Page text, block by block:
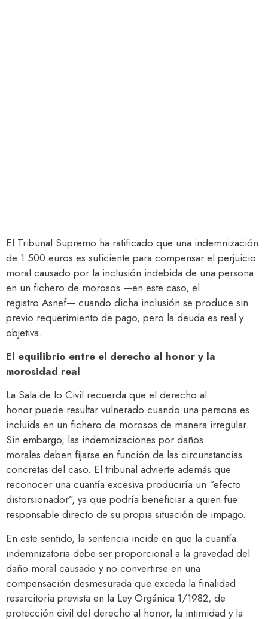
El Tribunal Supremo ha ratificado que una indemnización
de 1.500 euros es suficiente para compensar el perjuicio
moral causado por la inclusión indebida de una persona
en un fichero de morosos —en este caso, el
registro Asnef— cuando dicha inclusión se produce sin
previo requerimiento de pago, pero la deuda es real y
objetiva.
El equilibrio entre el derecho al honor y la
morosidad real
La Sala de lo Civil recuerda que el derecho al
honor puede resultar vulnerado cuando una persona es
incluida en un fichero de morosos de manera irregular.
Sin embargo, las indemnizaciones por daños
morales deben fijarse en función de las circunstancias
concretas del caso. El tribunal advierte además que
reconocer una cuantía excesiva produciría un “efecto
distorsionador”, ya que podría beneficiar a quien fue
responsable directo de su propia situación de impago.
En este sentido, la sentencia incide en que la cuantía
indemnizatoria debe ser proporcional a la gravedad del
daño moral causado y no convertirse en una
compensación desmesurada que exceda la finalidad
resarcitoria prevista en la Ley Orgánica 1/1982, de
protección civil del derecho al honor, la intimidad y la